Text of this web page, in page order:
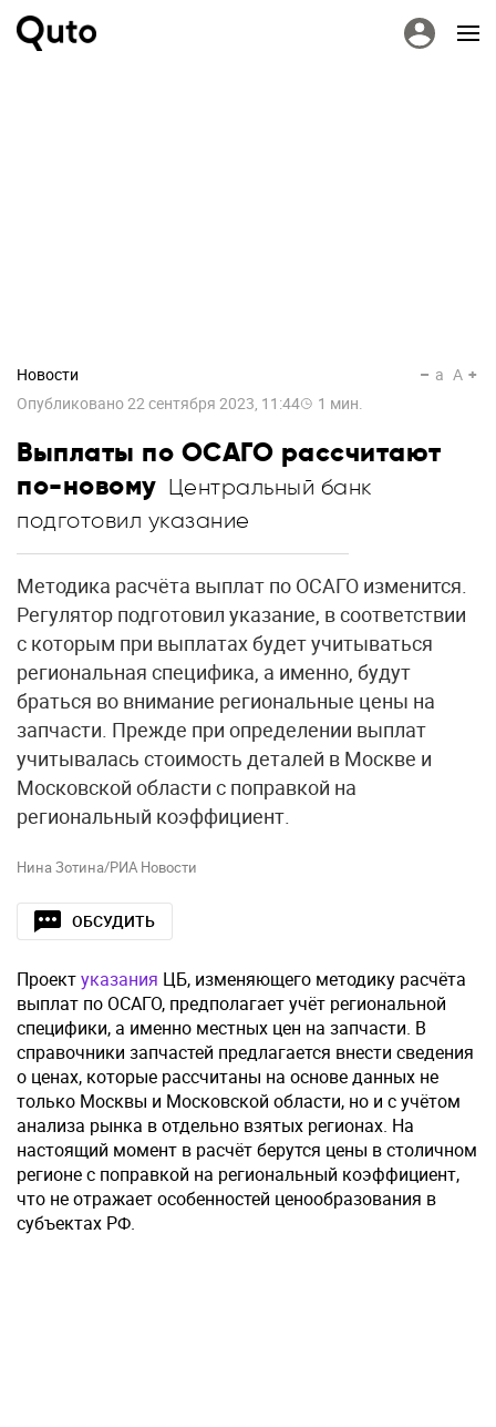
Новости
Опубликовано22 сентября 2023, 11:44 1 мин.
a A
Выплаты по ОСАГО рассчитают
по-новому Центральный банк
подготовил указание
Методика расчёта выплат по ОСАГО изменится.
Регулятор подготовил указание, в соответствии
с которым при выплатах будет учитываться
региональная специфика, а именно, будут
браться во внимание региональные цены на
запчасти. Прежде при определении выплат
учитывалась стоимость деталей в Москве и
Московской области с поправкой на
региональный коэффициент.
Нина Зотина/РИА Новости
ОБСУДИТЬ
Проектуказания ЦБ, изменяющего методику расчёта
выплат по ОСАГО, предполагает учёт региональной
специфики, а именно местных цен на запчасти. В
справочники запчастей предлагается внести сведения
о ценах, которые рассчитаны на основе данных не
только Москвы и Московской области, но и с учётом
анализа рынка в отдельно взятых регионах. На
настоящий момент в расчёт берутся цены в столичном
регионе с поправкой на региональный коэффициент,
что не отражает особенностей ценообразования в
субъектах РФ.